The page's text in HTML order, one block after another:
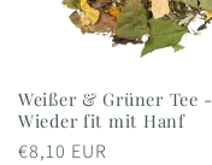
Weißer & Grüner Tee -
Wieder fit mit Hanf
Normaler
€8,10 EUR